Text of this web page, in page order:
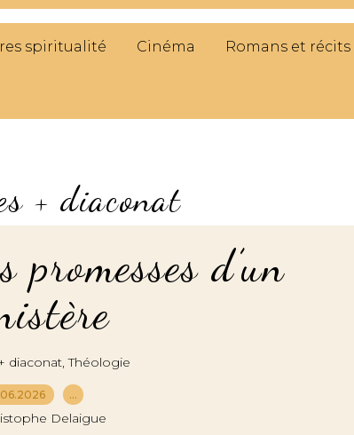
spiritualité Cinéma Romans et récits
+ diaconat
d’un
diaconat,Théologie
…
Delaigue